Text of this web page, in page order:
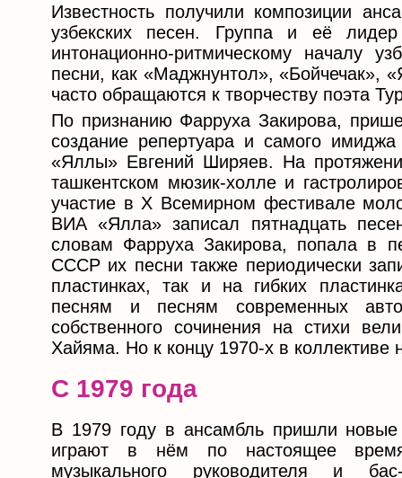
Известность получили композиции
узбекских песен. Группа и её
интонационно-ритмическому началу
песни, как «Маджнунтол», «Бойчечак»,
часто обращаются к творчеству поэта
По признанию Фарруха Закирова,
создание репертуара и самого
«Яллы» Евгений Ширяев. На
ташкентском мюзик-холле и
участие в X Всемирном фестивале
ВИА «Ялла» записал пятнадцать
словам Фарруха Закирова, попала в
СССР их песни также периодически
пластинках, так и на гибких
песням и песням современных
собственного сочинения на стихи
Хайяма. Но к концу 1970-х в коллективе
C 1979 года
В 1979 году в ансамбль пришли новые
играют в нём по настоящее
музыкального руководителя и бас-